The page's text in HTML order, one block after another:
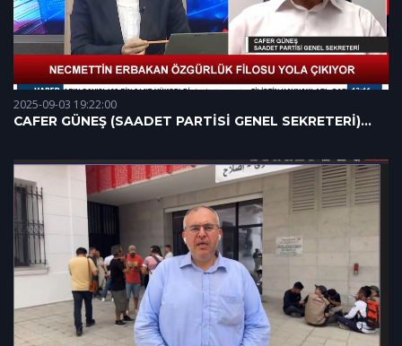
2025-09-03 19:22:00
CAFER GÜNEŞ (SAADET PARTİSİ GENEL SEKRETERİ)